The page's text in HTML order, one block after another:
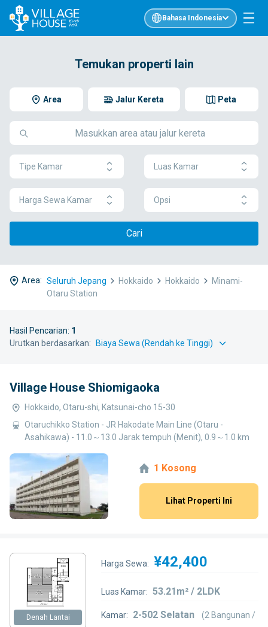
Bahasa Indonesia
Temukan properti lain
Area Peta
Jalur Kereta
Tipe Kamar Luas Kamar
Harga Sewa Kamar Opsi
Cari
Area: Seluruh Jepang Hokkaido Hokkaido
Minami-
Otaru Station
Hasil Pencarian: 1
Urutkan berdasarkan:
Village House Shiomigaoka
Hokkaido, Otaru-shi, Katsunai-cho 15-30
Otaruchikko Station - JR Hakodate Main Line (Otaru -
Asahikawa) - 11.0～13.0 Jarak tempuh (Menit), 0.9～1.0 km
1 Kosong
Lihat Properti Ini
Denah Lantai
Harga Sewa: ¥42,400
Luas Kamar: 53.21m² / 2LDK
Kamar: 2-502 Selatan
(2 Bangunan /